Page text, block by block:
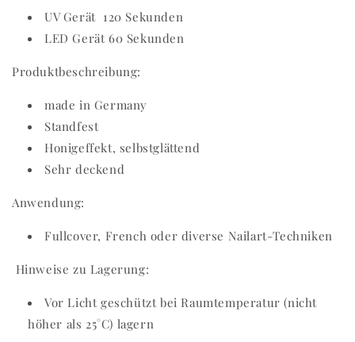
UV Gerät 120 Sekunden
LED Gerät 60 Sekunden
Produktbeschreibung:
made in Germany
Standfest
Honigeffekt, selbstglättend
Sehr deckend
Anwendung:
Fullcover, French oder diverse Nailart-Techniken
Hinweise zu Lagerung:
Vor Licht geschützt bei Raumtemperatur (nicht
höher als 25°C) lagern